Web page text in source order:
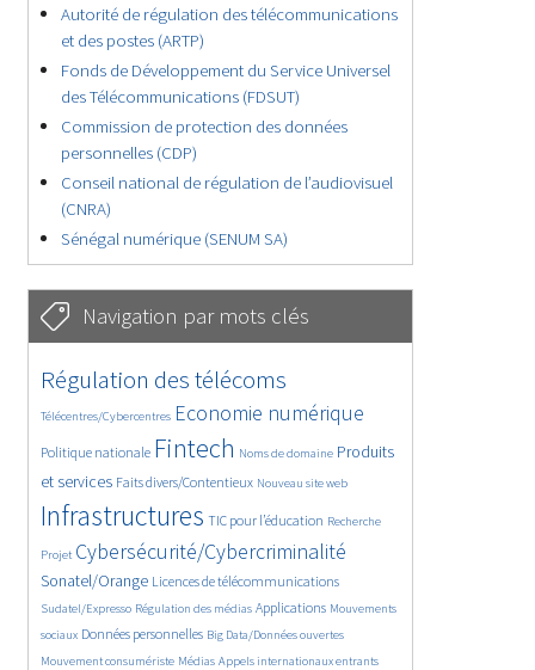
Autorité de régulation des télécommunications
et des postes (ARTP)
Fonds de Développement du Service Universel
des Télécommunications (FDSUT)
Commission de protection des données
personnelles (CDP)
Conseil national de régulation de l’audiovisuel
(CNRA)
Sénégal numérique (SENUM SA)
Navigation par mots clés
4661/5817
Régulation des télécoms
364/5817
Télécentres/Cybercentres
3815/5817 Economie numérique
1883/5817
Politique nationale
5220/5817 Fintech
690/5817
Noms de domaine
2502/5817
Produits
et services
1625/5817 Faits divers/Contentieux
856/5817 Nouveau site web
5817/5817
Infrastructures
1842/5817
TIC pour l’éducation
206/5817
Recherche
249/5817
Projet
3692/5817Cybersécurité/Cybercriminalité
2341/5817
Sonatel/Orange
1631/5817 Licences de télécommunications
303/5817
Sudatel/Expresso
1019/5817 Régulation des médias
1543/5817 Applications
1250/5817
Mouvements
sociaux
1670/5817Données personnelles
148/5817 Big Data/Données ouvertes
630/5817
Mouvement consumériste
366/5817 Médias
753/5817 Appels internationaux entrants
1764/5817